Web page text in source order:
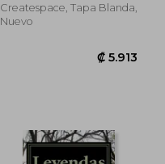
Createspace, Tapa Blanda,
Nuevo